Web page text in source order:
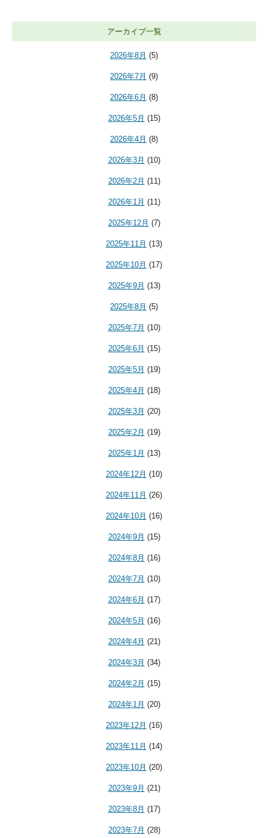
アーカイブ一覧
2026年8月 (5)
2026年7月 (9)
2026年6月 (8)
2026年5月 (15)
2026年4月 (8)
2026年3月 (10)
2026年2月 (11)
2026年1月 (11)
2025年12月 (7)
2025年11月 (13)
2025年10月 (17)
2025年9月 (13)
2025年8月 (5)
2025年7月 (10)
2025年6月 (15)
2025年5月 (19)
2025年4月 (18)
2025年3月 (20)
2025年2月 (19)
2025年1月 (13)
2024年12月 (10)
2024年11月 (26)
2024年10月 (16)
2024年9月 (15)
2024年8月 (16)
2024年7月 (10)
2024年6月 (17)
2024年5月 (16)
2024年4月 (21)
2024年3月 (34)
2024年2月 (15)
2024年1月 (20)
2023年12月 (16)
2023年11月 (14)
2023年10月 (20)
2023年9月 (21)
2023年8月 (17)
2023年7月 (28)